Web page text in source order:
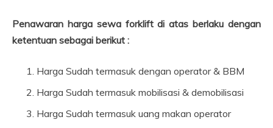
Penawaran harga sewa forklift di atas berlaku dengan
ketentuan sebagai berikut :
Harga Sudah termasuk dengan operator & BBM
Harga Sudah termasuk mobilisasi & demobilisasi
Harga Sudah termasuk uang makan operator